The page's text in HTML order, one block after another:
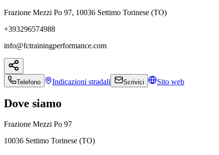
Frazione Mezzi Po 97, 10036 Settimo Torinese (TO)
+393296574988
info@fctrainingperformance.com
Telefono Indicazioni stradali Scrivici Sito web
Dove siamo
Frazione Mezzi Po 97
10036 Settimo Torinese (TO)